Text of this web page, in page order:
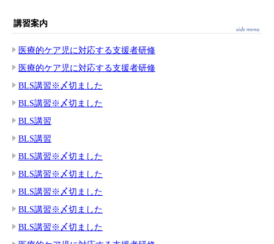
講習案内
医療的ケア児に対応する支援者研修
医療的ケア児に対応する支援者研修
BLS講習※〆切ました
BLS講習※〆切ました
BLS講習
BLS講習
BLS講習※〆切ました
BLS講習※〆切ました
BLS講習※〆切ました
BLS講習※〆切ました
BLS講習※〆切ました